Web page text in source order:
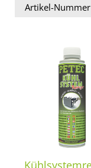
Artikel-